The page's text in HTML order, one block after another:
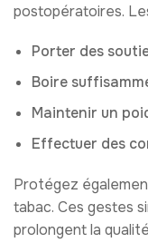
postopératoires.
Porter des
Boire
Maintenir un
Effectuer des
Protégez
tabac. Ces gestes
prolongent la